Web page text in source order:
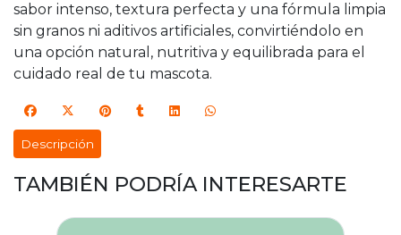
sabor intenso, textura perfecta y una fórmula limpia
sin granos ni aditivos artificiales, convirtiéndolo en
una opción natural, nutritiva y equilibrada para el
cuidado real de tu mascota.
Descripción
TAMBIÉN PODRÍA INTERESARTE